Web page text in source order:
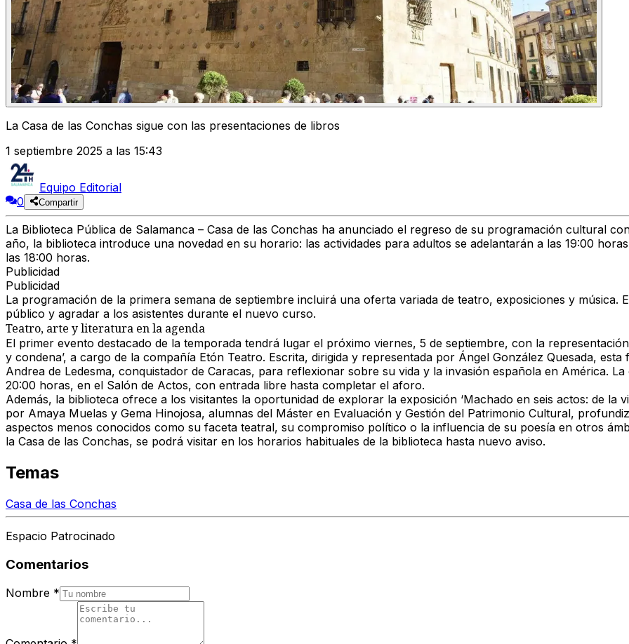
La Casa de las Conchas sigue con las presentaciones de libros
1 septiembre 2025 a las 15:43
Equipo Editorial
0
Compartir
La Biblioteca Pública de Salamanca – Casa de las Conchas ha anunciado el regreso de su programación cultural
año, la biblioteca introduce una novedad en su horario: las actividades para adultos se adelantarán a las 19:00 horas
las 18:00 horas.
Publicidad
Publicidad
La programación de la primera semana de septiembre incluirá una oferta variada de teatro, exposiciones y música.
público y agradar a los asistentes durante el nuevo curso.
Teatro, arte y literatura en la agenda
El primer evento destacado de la temporada tendrá lugar el próximo viernes, 5 de septiembre, con la
y condena’, a cargo de la compañía Etón Teatro. Escrita, dirigida y representada por Ángel González Quesada,
Andrea de Ledesma, conquistador de Caracas, para reflexionar sobre su vida y la invasión española en América.
20:00 horas, en el Salón de Actos, con entrada libre hasta completar el aforo.
Además, la biblioteca ofrece a los visitantes la oportunidad de explorar la exposición ‘Machado en seis actos: de la
por Amaya Muelas y Gema Hinojosa, alumnas del Máster en Evaluación y Gestión del Patrimonio Cultural,
aspectos menos conocidos como su faceta teatral, su compromiso político o la influencia de su poesía en otros
la Casa de las Conchas, se podrá visitar en los horarios habituales de la biblioteca hasta nuevo aviso.
Temas
Casa de las Conchas
Espacio Patrocinado
Comentarios
Nombre *